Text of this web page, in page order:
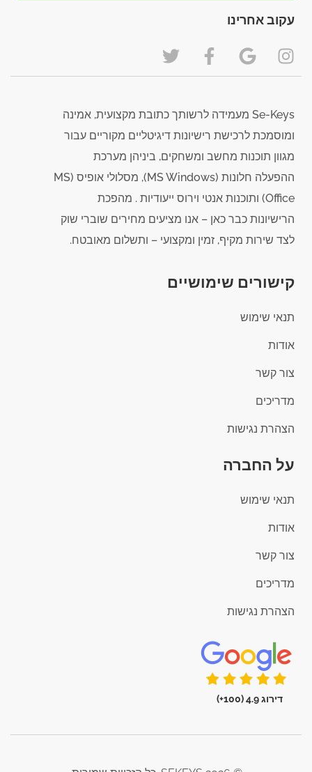
עקוב אחרינו
Se-Keys מעמידה לרשותך כתובת מקצועית, אמינה
ומוסמכת לרכישת רישיונות דיגיטליים מקוריים עבור
מגוון תוכנות מחשב ומשחקים, ביניהן מערכת
ההפעלה חלונות (MS Windows), מסלולי אופיס (MS
Office) ותוכנות אנטי וירוס ייעודיות . מהפכת
הרישיונות כבר כאן – אנו מציעים מחירים שוברי שוק
לצד שירות מקיף, זמין ומקצועי – ותשלום מאובטח.
קישורים שימושיים
תנאי שימוש
אודות
צור קשר
מדריכים
הצהרת נגישות
על החברה
תנאי שימוש
אודות
צור קשר
מדריכים
הצהרת נגישות
דירוג 4.9 (100+)